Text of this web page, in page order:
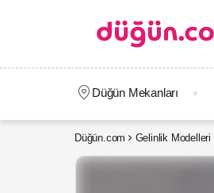
Düğün Mekanları
Düğün.com Gelinlik Modelleri